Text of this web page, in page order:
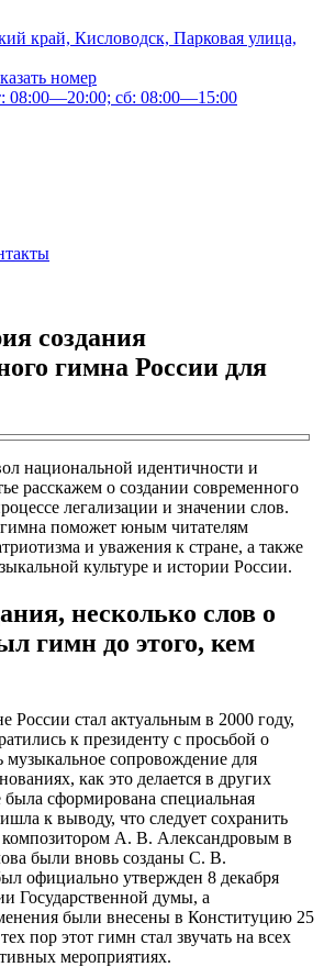
край, Кисловодск, Парковая улица,
номер
08:00—20:00; сб: 08:00—15:00
создания
гимна России для
национальной идентичности и
расскажем о создании современного
легализации и значении слов.
поможет юным читателям
и уважения к стране, а также
культуре и истории России.
несколько слов о
гимн до этого, кем
России стал актуальным в 2000 году,
к президенту с просьбой о
музыкальное сопровождение для
как это делается в других
была сформирована специальная
к выводу, что следует сохранить
А. В. Александровым в
были вновь созданы С. В.
официально утвержден 8 декабря
Государственной думы, а
были внесены в Конституцию 25
пор этот гимн стал звучать на всех
мероприятиях.